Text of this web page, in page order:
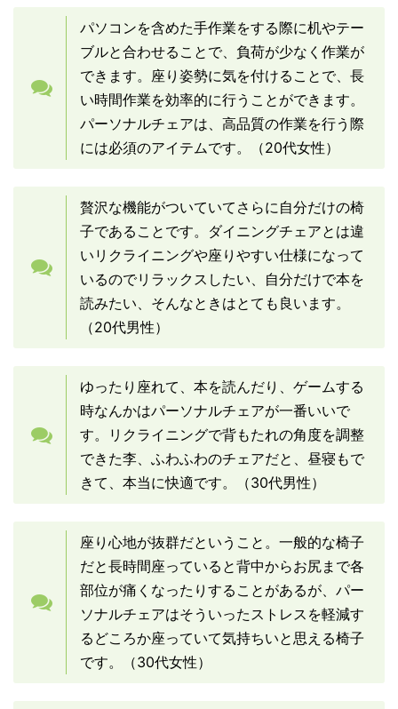
パソコンを含めた手作業をする際に机やテー
ブルと合わせることで、負荷が少なく作業が
できます。座り姿勢に気を付けることで、長
い時間作業を効率的に行うことができます。
パーソナルチェアは、高品質の作業を行う際
には必須のアイテムです。（20代女性）
贅沢な機能がついていてさらに自分だけの椅
子であることです。ダイニングチェアとは違
いリクライニングや座りやすい仕様になって
いるのでリラックスしたい、自分だけで本を
読みたい、そんなときはとても良います。
（20代男性）
ゆったり座れて、本を読んだり、ゲームする
時なんかはパーソナルチェアが一番いいで
す。リクライニングで背もたれの角度を調整
できた李、ふわふわのチェアだと、昼寝もで
きて、本当に快適です。（30代男性）
座り心地が抜群だということ。一般的な椅子
だと長時間座っていると背中からお尻まで各
部位が痛くなったりすることがあるが、パー
ソナルチェアはそういったストレスを軽減す
るどころか座っていて気持ちいと思える椅子
です。（30代女性）